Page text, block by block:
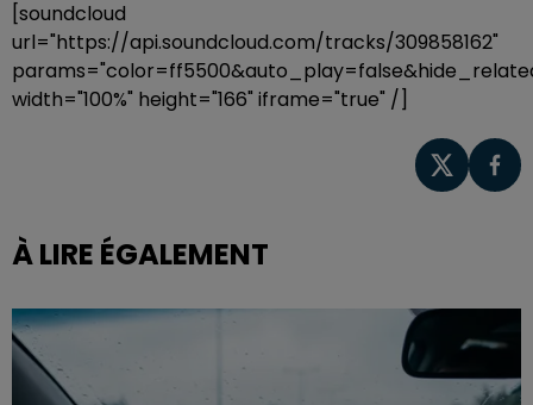
[soundcloud
url="https://api.soundcloud.com/tracks/309858162"
width="100%" height="166" iframe="true" /]
À LIRE ÉGALEMENT